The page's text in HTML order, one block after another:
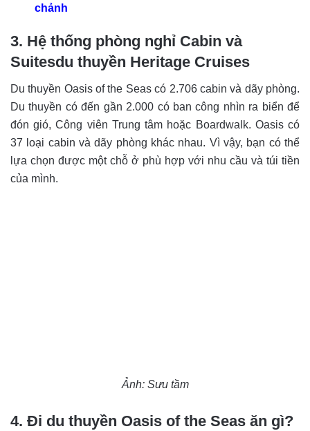
chảnh
3. Hệ thống phòng nghỉ Cabin và
Suitesdu thuyền Heritage Cruises
Du thuyền Oasis of the Seas có 2.706 cabin và dãy phòng.
Du thuyền có đến gần 2.000 có ban công nhìn ra biển để
đón gió, Công viên Trung tâm hoặc Boardwalk. Oasis có
37 loại cabin và dãy phòng khác nhau. Vì vậy, bạn có thể
lựa chọn được một chỗ ở phù hợp với nhu cầu và túi tiền
của mình.
Ảnh: Sưu tầm
4. Đi du thuyền Oasis of the Seas ăn gì?